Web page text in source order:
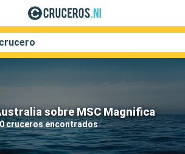
sobre MSC Magnifica
0 cruceros encontrados